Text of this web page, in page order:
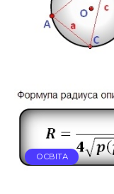
ОСВІТА